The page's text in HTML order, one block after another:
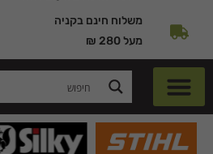
משלוח חינם בקניה
מעל 280 ₪